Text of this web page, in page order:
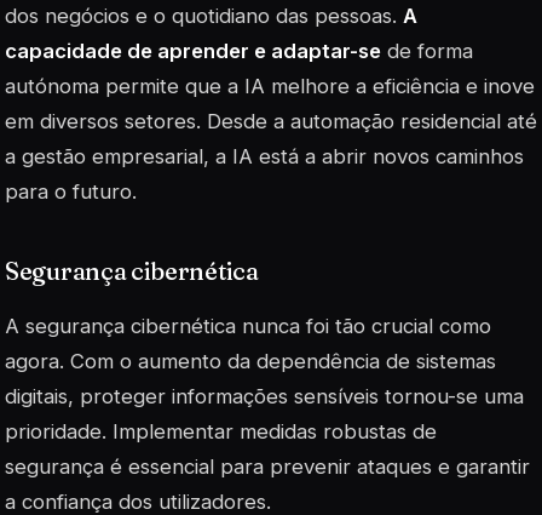
dos negócios e o quotidiano das pessoas. A
capacidade de aprender e adaptar-se de forma
autónoma permite que a IA melhore a eficiência e inove
em diversos setores. Desde a automação residencial até
a gestão empresarial, a IA está a abrir novos caminhos
para o futuro.
Segurança cibernética
A segurança cibernética nunca foi tão crucial como
agora. Com o aumento da dependência de sistemas
digitais, proteger informações sensíveis tornou-se uma
prioridade. Implementar medidas robustas de
segurança é essencial para prevenir ataques e garantir
a confiança dos utilizadores.